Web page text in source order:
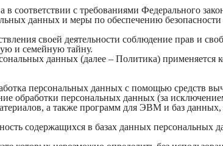
в соответствии с требованиями Федерального
данных и меры по обеспечению
своей деятельности соблюдение прав и
и семейную тайну.
данных (далее – Политика)
персональных данных с помощью средств
обработки персональных данных (за
а также программ для ЭВМ и баз
содержащихся в базах данных